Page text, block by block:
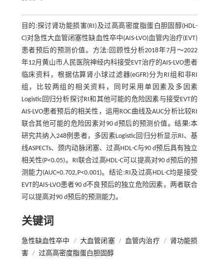
目的:探讨肾功能损害(RI)及过高高密度脂蛋白胆固醇(HDL-
C)对急性大血管闭塞性缺血性卒中(AIS-LVO)血管内治疗(EVT)
患者预后的预测价值。方法:回顾性分析2018年7月～2022
年12月黄山市人民医院神经内科接受EVT治疗的AIS-LVO患者
临床资料，根据估算肾小球过滤器(eGFR)分为RI组和非RI
组，比较两组的相关资料，同时采用单因素及多因素
Logistic回归分析探讨RI和其他可能的危险因素与接受EVT的
AIS-LVO患者预后的相关性，运用ROC曲线及AUC分析比较RI
联合其他可能的危险因素对90 d预后的预测价值。结果:本
研究共纳入248例患者，多因素Logistic回归分析显示RI、基
线ASPECTs、颈内动脉闭塞、过高HDL-C与90 d预后具有独立
相关性(P<0.05)。RI联合过高HDL-C可以提高对90 d预后的预
测能力(AUC=0.702,P<0.001)。结论:RI及过高HDL-C均是接受
EVT的AIS-LVO患者90 d不良预后的独立危险因素，两者联合
可以提高对90 d预后的预测能力。
关键词
急性缺血性卒中 / 大血管闭塞 / 血管内治疗 /
肾功能损
害 / 过高高密度脂蛋白胆固醇